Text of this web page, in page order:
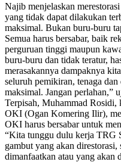
Najib menjelaskan
yang tidak dapat dilakukan
maksimal. Bukan buru-buru
Semua harus bersabar, baik
perguruan tinggi maupun
buru-buru dan tidak teratur,
merasakannya dampaknya
seluruh pemikiran, tenaga
maksimal. Jangan perlahan,”
Terpisah, Muhammad Rosidi,
OKI (Ogan Komering Ilir),
OKI harus bersabar untuk
“Kita tunggu dulu kerja TRG
gambut yang akan
dimanfaatkan atau yang akan